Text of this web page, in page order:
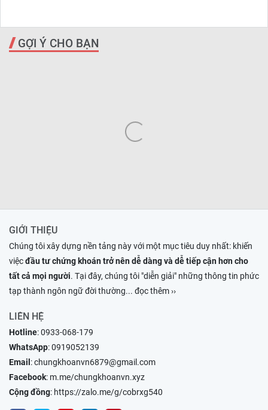
GỢI Ý CHO BẠN
GIỚI THIỆU
Chúng tôi xây dựng nền tảng này với một mục tiêu duy nhất: khiến
việcđầu tư chứng khoán trở nên dễ dàng và dễ tiếp cận hơn cho
tất cả mọi người. Tại đây, chúng tôi "diễn giải" những thông tin phức
tạp thành ngôn ngữ đời thường... đọc thêm ››
LIÊN HỆ
Hotline:0933-068-179
WhatsApp:0919052139
Email :chungkhoanvn6879@gmail.com
Facebook: m.me/chungkhoanvn.xyz
Cộng đồng: https://zalo.me/g/cobrxg540